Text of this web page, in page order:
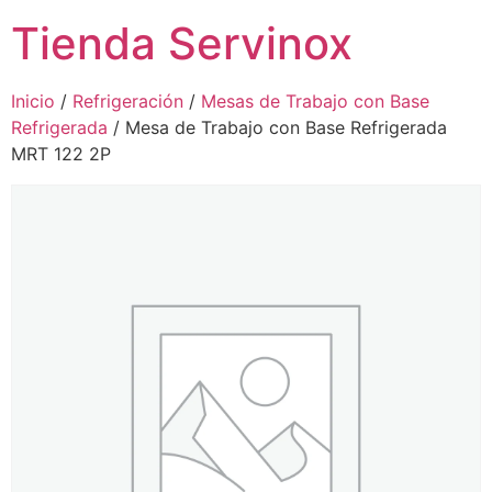
Tienda Servinox
Inicio / Refrigeración / Mesas de Trabajo con Base
Refrigerada / Mesa de Trabajo con Base Refrigerada
MRT 122 2P